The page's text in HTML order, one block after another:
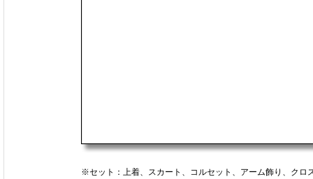
※セット：上着、スカート、コルセット、アーム飾り、クロ